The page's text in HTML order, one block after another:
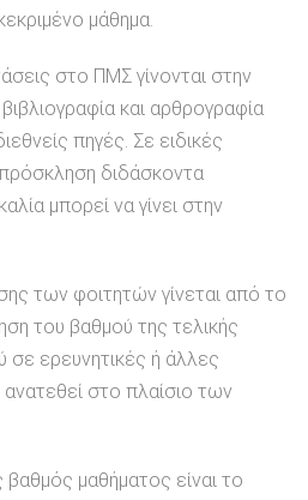
μάθημα.
στο ΠΜΣ γίνονται στην
και αρθρογραφία
πηγές. Σε ειδικές
διδάσκοντα
μπορεί να γίνει στην
των φοιτητών γίνεται από το
του βαθμού της τελικής
σε ερευνητικές ή άλλες
στο πλαίσιο των
μαθήματος είναι το